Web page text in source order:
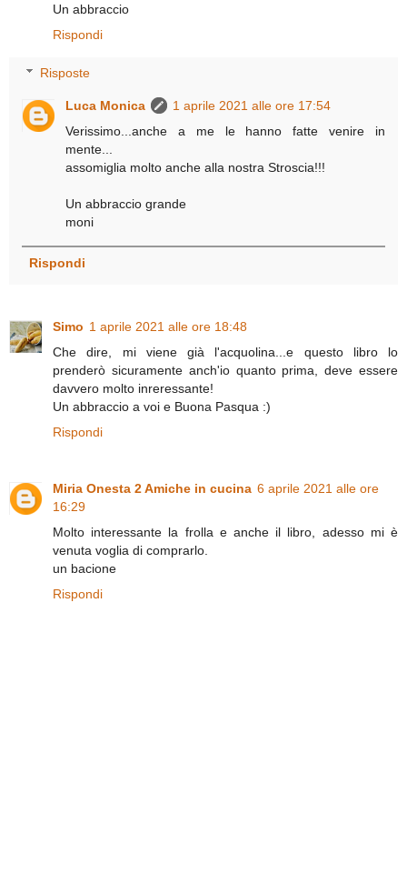
Un abbraccio
Rispondi
Risposte
Luca Monica
1 aprile 2021 alle ore 17:54
Verissimo...anche a me le hanno fatte venire in
mente...
assomiglia molto anche alla nostra Stroscia!!!
Un abbraccio grande
moni
Rispondi
Simo 1 aprile 2021 alle ore 18:48
Che dire, mi viene già l'acquolina...e questo libro lo
prenderò sicuramente anch'io quanto prima, deve essere
davvero molto inreressante!
Un abbraccio a voi e Buona Pasqua :)
Rispondi
Miria Onesta 2 Amiche in cucina 6 aprile 2021 alle ore
16:29
Molto interessante la frolla e anche il libro, adesso mi è
venuta voglia di comprarlo.
un bacione
Rispondi